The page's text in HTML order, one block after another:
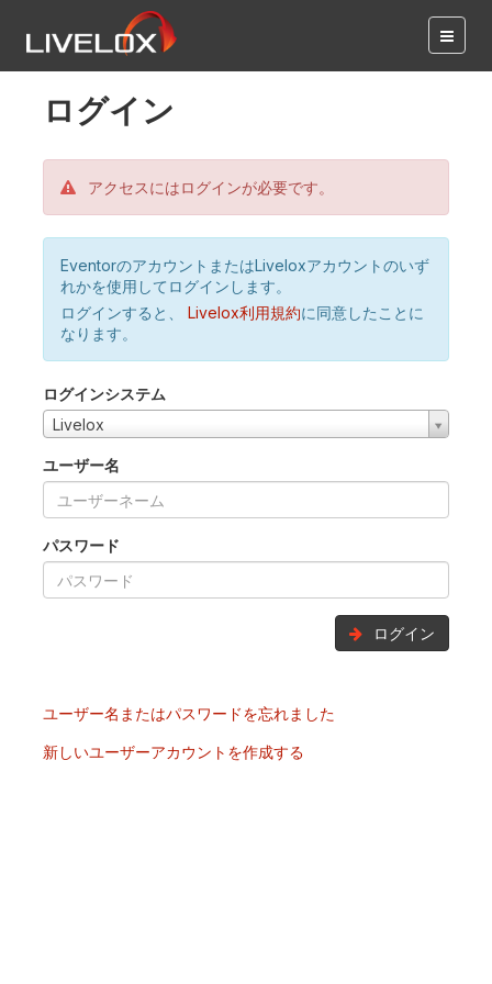
ログイン
アクセスにはログインが必要です。
EventorのアカウントまたはLiveloxアカウントのいず
れかを使用してログインします。
ログインすると、
Livelox利用規約に同意したことに
なります。
ログインシステム
Livelox
ユーザー名
パスワード
ログイン
ユーザー名またはパスワードを忘れました
新しいユーザーアカウントを作成する